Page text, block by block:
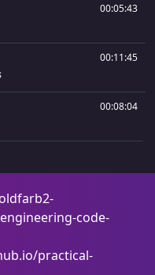
00:05:43
00:11:45
00:08:04
code-
practical-